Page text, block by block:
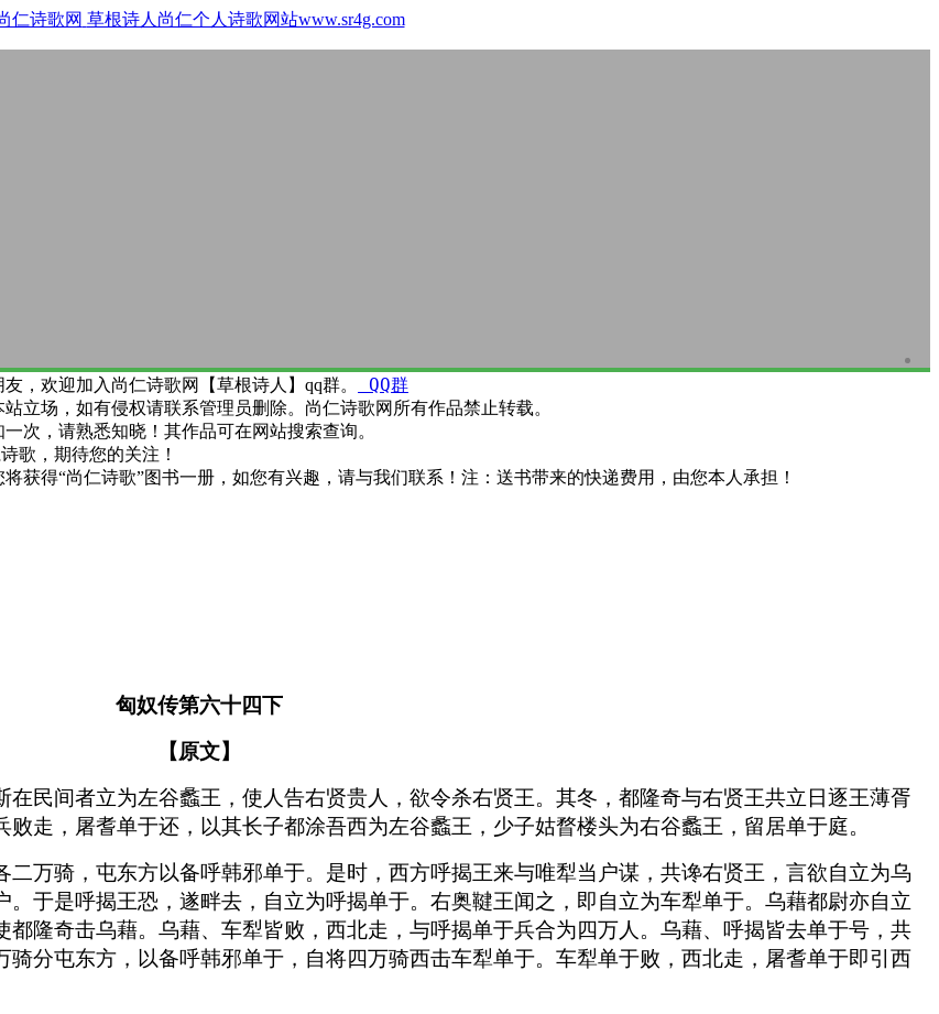
仁诗歌网 草根诗人尚仁个人诗歌网站www.sr4g.com
，欢迎加入尚仁诗歌网【草根诗人】qq群。 QQ群
立场，如有侵权请联系管理员删除。尚仁诗歌网所有作品禁止转载。
次，请熟悉知晓！其作品可在网站搜索查询。
歌，期待您的关注！
获得“尚仁诗歌”图书一册，如您有兴趣，请与我们联系！注：送书带来的快递费用，由您本人承担！
匈奴传第六十四下
【原文】
民间者立为左谷蠡王，使人告右贤贵人，欲令杀右贤王。其冬，都隆奇与右贤王共立日逐王薄胥
走，屠耆单于还，以其长子都涂吾西为左谷蠡王，少子姑瞀楼头为右谷蠡王，留居单于庭。
万骑，屯东方以备呼韩邪单于。是时，西方呼揭王来与唯犁当户谋，共谗右贤王，言欲自立为乌
于是呼揭王恐，遂畔去，自立为呼揭单于。右奥鞬王闻之，即自立为车犁单于。乌藉都尉亦自立
隆奇击乌藉。乌藉、车犁皆败，西北走，与呼揭单于兵合为四万人。乌藉、呼揭皆去单于号，共
分屯东方，以备呼韩邪单于，自将四万骑西击车犁单于。车犁单于败，西北走，屠耆单于即引西